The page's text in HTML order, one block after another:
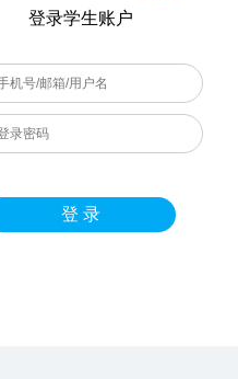
登录学生账户
登 录